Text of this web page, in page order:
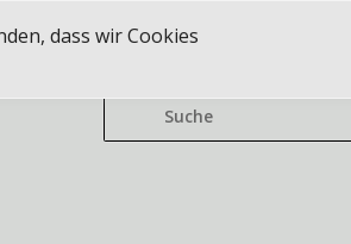
dass wir Cookies